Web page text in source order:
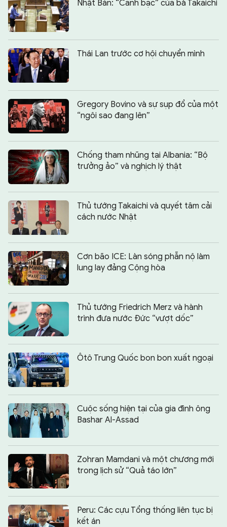
Nhật Bản: “Canh bạc” của bà Takaichi
Thái Lan trước cơ hội chuyển mình
Gregory Bovino và sự sụp đổ của một
“ngôi sao đang lên”
Chống tham nhũng tại Albania: “Bộ
trưởng ảo” và nghịch lý thật
Thủ tướng Takaichi và quyết tâm cải
cách nước Nhật
Cơn bão ICE: Làn sóng phẫn nộ làm
lung lay đảng Cộng hòa
Thủ tướng Friedrich Merz và hành
trình đưa nước Đức “vượt dốc”
Ôtô Trung Quốc bon bon xuất ngoại
Cuộc sống hiện tại của gia đình ông
Bashar Al-Assad
Zohran Mamdani và một chương mới
trong lịch sử “Quả táo lớn”
Peru: Các cựu Tổng thống liên tục bị
kết án